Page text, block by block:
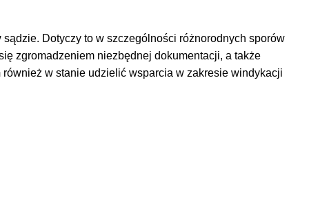
Dotyczy to w szczególności różnorodnych sporów
zgromadzeniem niezbędnej dokumentacji, a także
w stanie udzielić wsparcia w zakresie windykacji